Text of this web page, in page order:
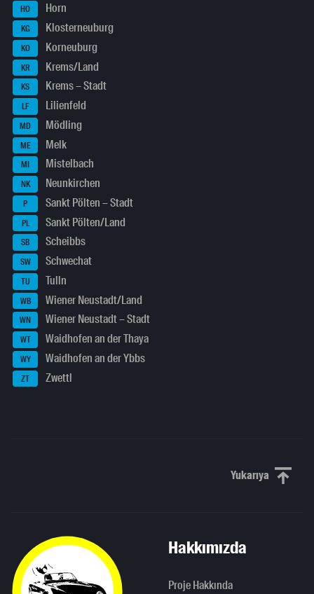
HO Horn
KG Klosterneuburg
KO Korneuburg
KR Krems/Land
KS Krems – Stadt
LF Lilienfeld
MD Mödling
ME Melk
MI Mistelbach
NK Neunkirchen
P Sankt Pölten – Stadt
PL Sankt Pölten/Land
SB Scheibbs
SW Schwechat
TU Tulln
WB Wiener Neustadt/Land
WN Wiener Neustadt – Stadt
WT Waidhofen an der Thaya
WY Waidhofen an der Ybbs
ZT Zwettl
YukarıyaYukarı
Hakkımızda
Proje Hakkında